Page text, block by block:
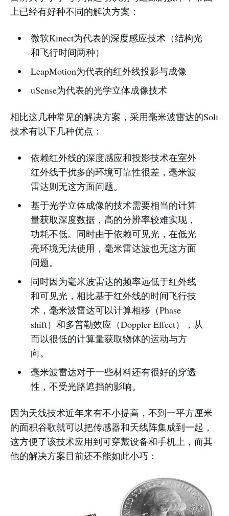
上已经有好种不同的解决方案：
微软Kinect为代表的深度感应技术（结构光
和飞行时间两种）
LeapMotion为代表的红外线投影与成像
uSense为代表的光学立体成像技术
相比这几种常见的解决方案，采用毫米波雷达的Soli
技术有以下几种优点：
依赖红外线的深度感应和投影技术在室外
红外线干扰多的环境可靠性很差，毫米波
雷达则无这方面问题。
基于光学立体成像的技术需要相当的计算
量获取深度数据，高的分辨率较难实现，
功耗不低。同时由于依赖可见光，在低光
亮环境无法使用，毫米雷达波也无这方面
问题。
同时因为毫米波雷达的频率远低于红外线
和可见光，相比基于红外线的时间飞行技
术，毫米波雷达可以计算相移（Phase
shift）和多普勒效应（Doppler Effect），从
而以很低的计算量获取物体的运动与方
向。
毫米波雷达对于一些材料还有很好的穿透
性，不受光路遮挡的影响。
因为天线技术近年来有不小提高，不到一平方厘米
的面积谷歌就可以把传感器和天线阵集成到一起，
这方便了该技术应用到可穿戴设备和手机上，而其
他的解决方案目前还不能如此小巧：